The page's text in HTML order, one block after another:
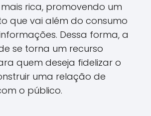
rica, promovendo um
que vai além do consumo
Dessa forma, a
se torna um recurso
quem deseja fidelizar o
uma relação de
o público.